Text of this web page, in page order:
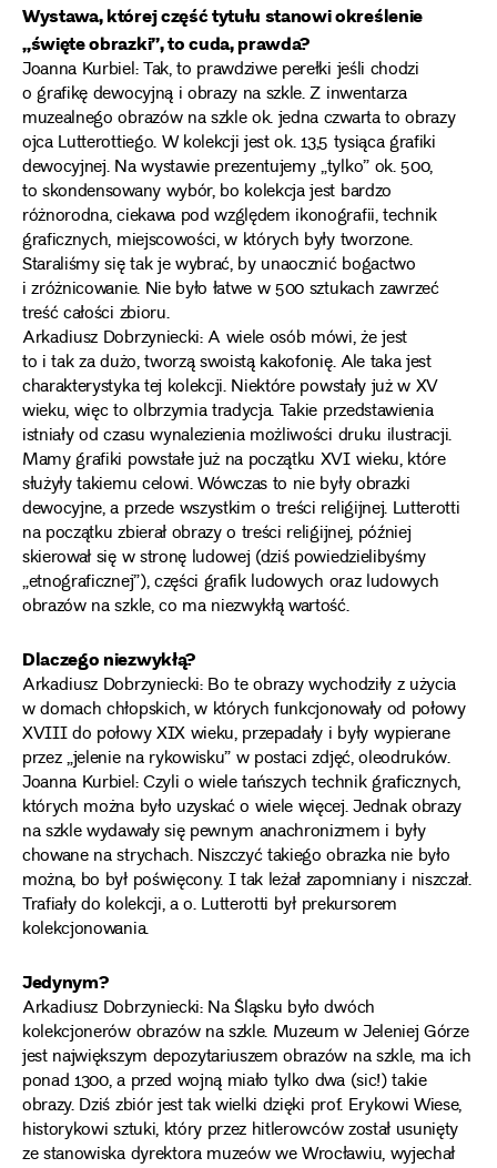
Wystawa, której część tytułu stanowi określenie
„święte obrazki”, to cuda, prawda?
Joanna Kurbiel: Tak, to prawdziwe perełki jeśli chodzi
o grafikę dewocyjną i obrazy na szkle. Z inwentarza
muzealnego obrazów na szkle ok. jedna czwarta to obrazy
ojca Lutterottiego. W kolekcji jest ok. 13,5 tysiąca grafiki
dewocyjnej. Na wystawie prezentujemy „tylko” ok. 500,
to skondensowany wybór, bo kolekcja jest bardzo
różnorodna, ciekawa pod względem ikonografii, technik
graficznych, miejscowości, w których były tworzone.
Staraliśmy się tak je wybrać, by unaocznić bogactwo
i zróżnicowanie. Nie było łatwe w 500 sztukach zawrzeć
treść całości zbioru.
Arkadiusz Dobrzyniecki: A wiele osób mówi, że jest
to i tak za dużo, tworzą swoistą kakofonię. Ale taka jest
charakterystyka tej kolekcji. Niektóre powstały już w XV
wieku, więc to olbrzymia tradycja. Takie przedstawienia
istniały od czasu wynalezienia możliwości druku ilustracji.
Mamy grafiki powstałe już na początku XVI wieku, które
służyły takiemu celowi. Wówczas to nie były obrazki
dewocyjne, a przede wszystkim o treści religijnej. Lutterotti
na początku zbierał obrazy o treści religijnej, później
skierował się w stronę ludowej (dziś powiedzielibyśmy
„etnograficznej”), części grafik ludowych oraz ludowych
obrazów na szkle, co ma niezwykłą wartość.
Dlaczego niezwykłą?
Arkadiusz Dobrzyniecki: Bo te obrazy wychodziły z użycia
w domach chłopskich, w których funkcjonowały od połowy
XVIII do połowy XIX wieku, przepadały i były wypierane
przez „jelenie na rykowisku” w postaci zdjęć, oleodruków.
Joanna Kurbiel: Czyli o wiele tańszych technik graficznych,
których można było uzyskać o wiele więcej. Jednak obrazy
na szkle wydawały się pewnym anachronizmem i były
chowane na strychach. Niszczyć takiego obrazka nie było
można, bo był poświęcony. I tak leżał zapomniany i niszczał.
Trafiały do kolekcji, a o. Lutterotti był prekursorem
kolekcjonowania.
Jedynym?
Arkadiusz Dobrzyniecki: Na Śląsku było dwóch
kolekcjonerów obrazów na szkle. Muzeum w Jeleniej Górze
jest największym depozytariuszem obrazów na szkle, ma ich
ponad 1300, a przed wojną miało tylko dwa (sic!) takie
obrazy. Dziś zbiór jest tak wielki dzięki prof. Erykowi Wiese,
historykowi sztuki, który przez hitlerowców został usunięty
ze stanowiska dyrektora muzeów we Wrocławiu, wyjechał